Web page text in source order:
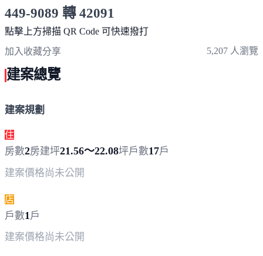
449-9089 轉 42091
服務時間 10:00～19:00
點擊上方掃描 QR Code 可快速撥打
加入收藏分享 5,207 人瀏覽
建案總覽
建案規劃
住
房數2房建坪21.56～22.08坪戶數17戶
建案價格尚未公開
店
戶數1 戶
建案價格尚未公開